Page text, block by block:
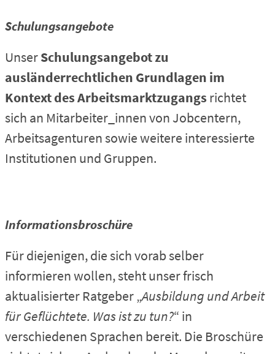
Schulungsangebote
UnserSchulungsangebot zu
ausländerrechtlichen Grundlagen im
Kontext des Arbeitsmarktzugangs richtet
sich an Mitarbeiter_innen von Jobcentern,
Arbeitsagenturen sowie weitere interessierte
Institutionen und Gruppen.
Informationsbroschüre
Für diejenigen, die sich vorab selber
informieren wollen, steht unser frisch
aktualisierter Ratgeber „Ausbildung und Arbeit
für Geflüchtete. Was ist zu tun?“ in
verschiedenen Sprachen bereit. Die Broschüre